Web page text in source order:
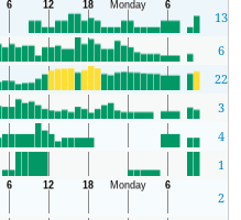
13
6
22
3
4
1
2